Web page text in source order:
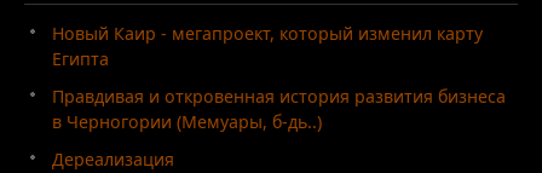
Новый Каир - мегапроект, который изменил карту
Египта
Правдивая и откровенная история развития бизнеса
в Черногории (Мемуары, б-дь..)
Дереализация